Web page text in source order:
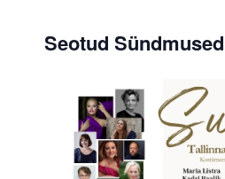
Seotud Sündmused